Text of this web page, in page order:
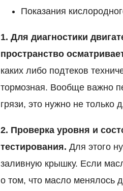
Показания
1. Для диагностики
пространство
каких либо подтеков
тормозная. Вообще важно
грязи, это нужно не только
2. Проверка уровня и
тестирования. Для этого
заливную крышку. Если
о том, что масло менялось